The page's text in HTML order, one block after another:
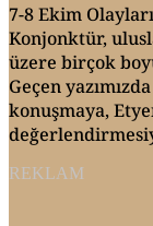
7-8 Ekim
Konjonktür,
üzere birçok
Geçen
konuşmaya,
REKLAM